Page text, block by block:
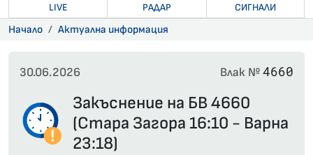
LIVE РАДАР СИГНАЛИ
Начало Актуална информация
30.06.2026 Влак №4660
Закъснение на БВ 4660
(Стара Загора 16:10 - Варна
23:18)